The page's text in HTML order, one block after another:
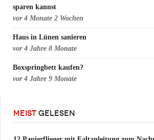
sparen kannst
vor 4 Monate 2 Wochen
Haus in Lünen sanieren
vor 4 Jahre 8 Monate
Boxspringbett kaufen?
vor 4 Jahre 9 Monate
MEIST GELESEN